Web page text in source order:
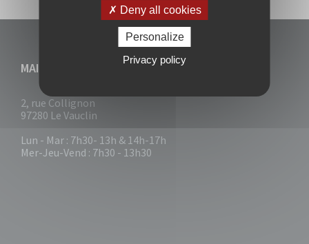
MAIRIE DU VAUCLIN
2, rue Collignon
97280 Le Vauclin
Lun - Mar : 7h30- 13h & 14h-17h
Mer-Jeu-Vend : 7h30 - 13h30
Deny all cookies
Personalize
Privacy policy